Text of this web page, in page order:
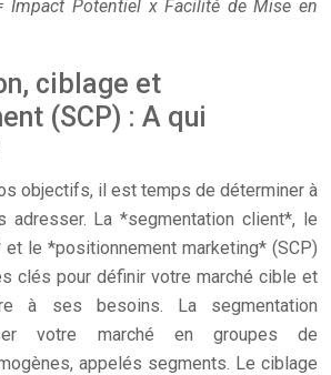
Impact Potentiel x Facilité de Mise en
ciblage et
(SCP) : A qui
objectifs, il est temps de déterminer à
adresser. La *segmentation client*, le
le *positionnement marketing* (SCP)
clés pour définir votre marché cible et
à ses besoins. La segmentation
votre marché en groupes de
appelés segments. Le ciblage